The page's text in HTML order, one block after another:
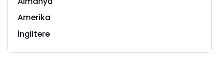
Amerika
İngiltere